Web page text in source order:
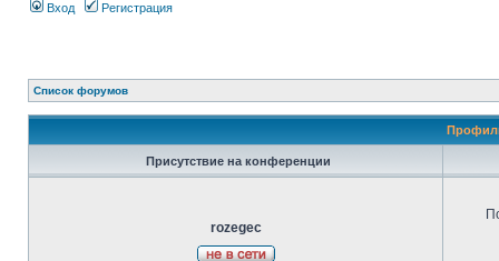
Вход Регистрация
Список форумов
Присутствие на конференции
rozegec